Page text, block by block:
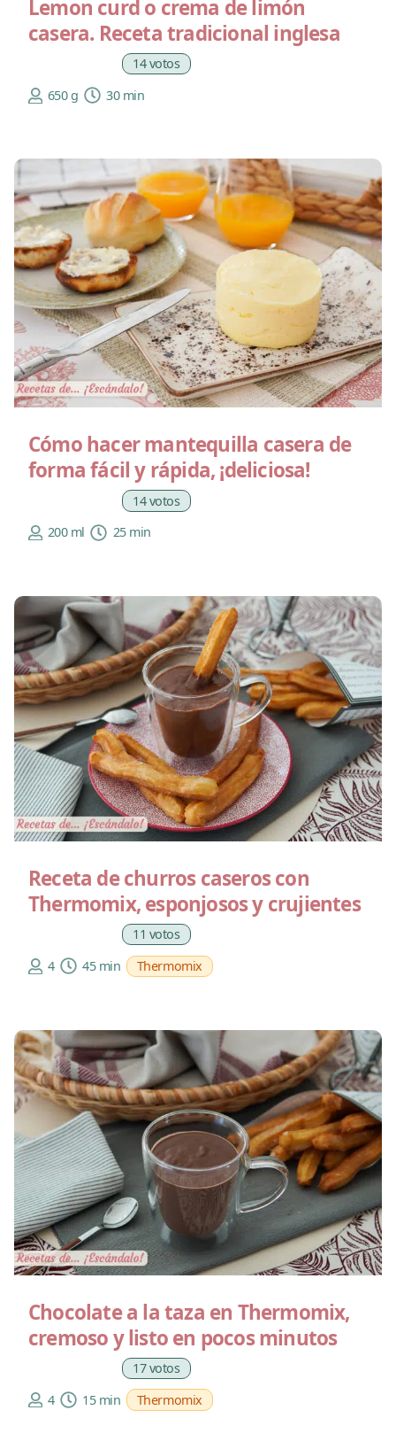
Lemon curd o crema de limón
casera. Receta tradicional inglesa
14 votos
650 g
30 min
Cómo hacer mantequilla casera de
forma fácil y rápida, ¡deliciosa!
14 votos
200 ml
25 min
Receta de churros caseros con
Thermomix, esponjosos y crujientes
11 votos
4
45 min Thermomix
Chocolate a la taza en Thermomix,
cremoso y listo en pocos minutos
17 votos
4
15 min Thermomix